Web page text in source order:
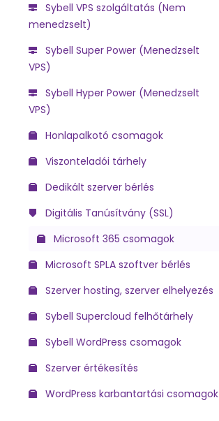
Sybell VPS szolgáltatás (Nem
menedzselt)
Sybell Super Power (Menedzselt
VPS)
Sybell Hyper Power (Menedzselt
VPS)
Honlapalkotó csomagok
Viszonteladói tárhely
Dedikált szerver bérlés
Digitális Tanúsítvány (SSL)
Microsoft 365 csomagok
Microsoft SPLA szoftver bérlés
Szerver hosting, szerver elhelyezés
Sybell Supercloud felhőtárhely
Sybell WordPress csomagok
Szerver értékesítés
WordPress karbantartási csomagok